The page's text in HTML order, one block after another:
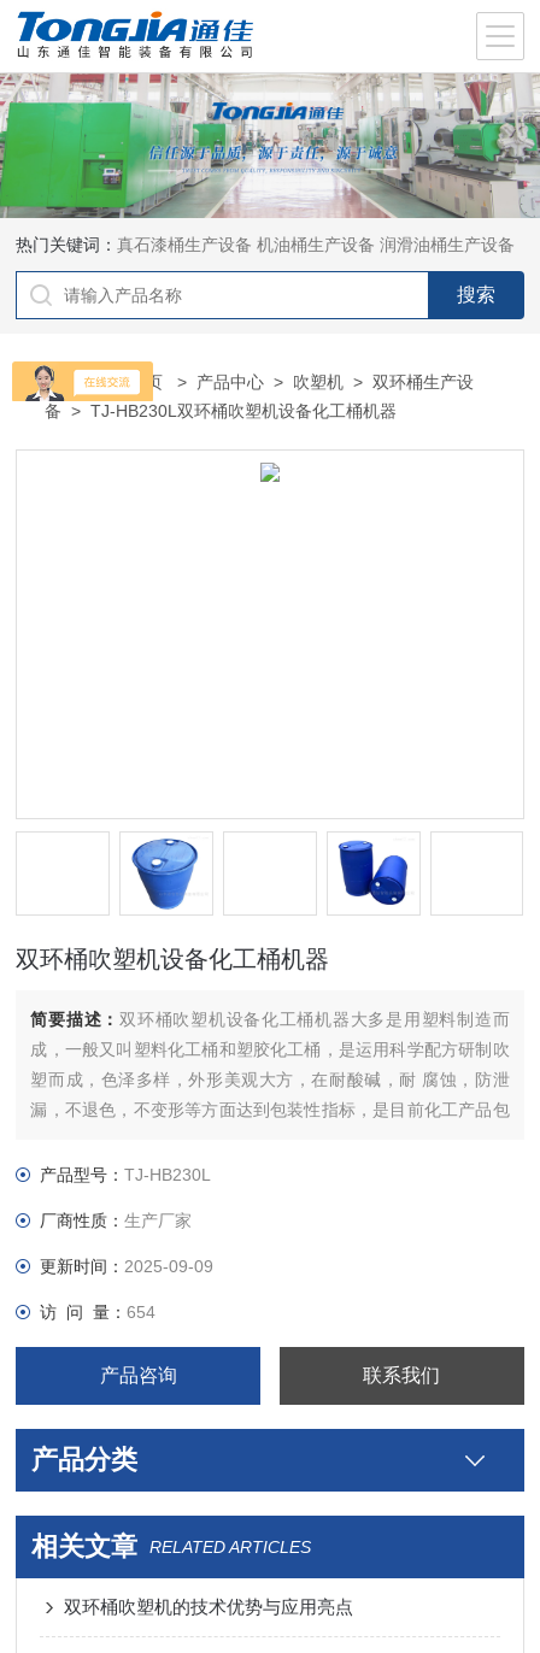
热门关键词：真石漆桶生产设备 机油桶生产设备 润滑油桶生产设备
当前位置：首页 > 产品中心 > 吹塑机 >双环桶生产设
备 > TJ-HB230L双环桶吹塑机设备化工桶机器
双环桶吹塑机设备化工桶机器
简要描述：双环桶吹塑机设备化工桶机器大多是用塑料制造而
成，一般又叫塑料化工桶和塑胶化工桶，是运用科学配方研制吹
塑而成，色泽多样，外形美观大方，在耐酸碱，耐 腐蚀，防泄
漏，不退色，不变形等方面达到包装性指标，是目前化工产品包
产品型号：TJ-HB230L
厂商性质：生产厂家
更新时间： 2025-09-09
访 问 量：654
产品咨询 联系我们
产品分类
相关文章 RELATED ARTICLES
双环桶吹塑机的技术优势与应用亮点